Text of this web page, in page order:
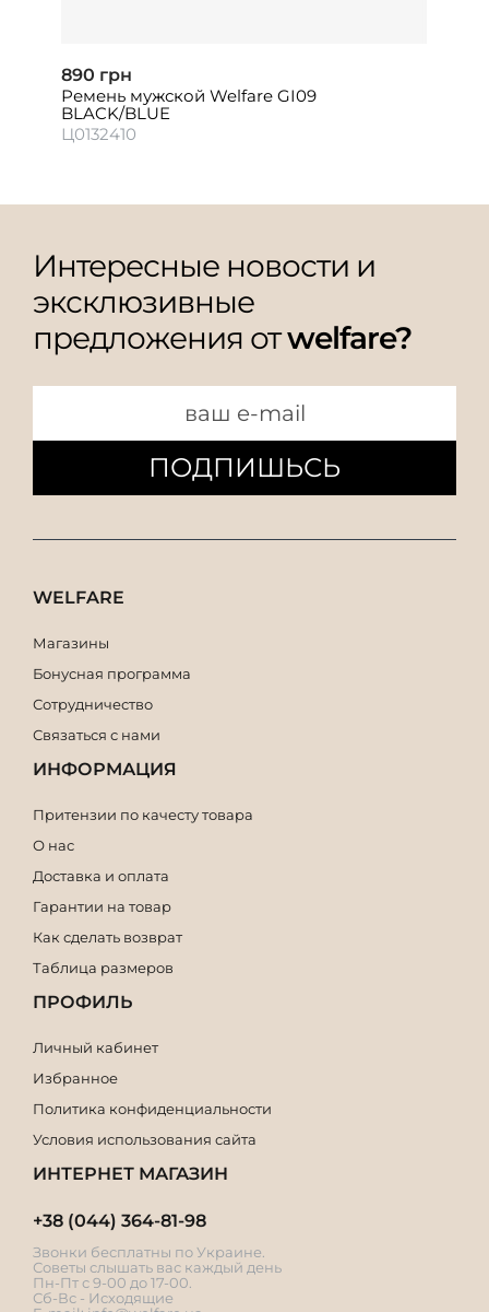
890 грн
Ремень мужской Welfare GI09
BLACK/BLUE
Ц0132410
Интересные новости и
эксклюзивные
предложения отwelfare?
ПОДПИШЬСЬ
WELFARE
Магазины
Бонусная программа
Сотрудничество
Связаться с нами
ИНФОРМАЦИЯ
Притензии по качесту товара
О нас
Доставка и оплата
Гарантии на товар
Как сделать возврат
Таблица размеров
ПРОФИЛЬ
Личный кабинет
Избранное
Политика конфиденциальности
Условия использования сайта
ИНТЕРНЕТ МАГАЗИН
+38 (044) 364-81-98
Звонки бесплатны по Украине.
Советы слышать вас каждый день
Пн-Пт с 9-00 до 17-00.
Сб-Вс - Исходящие